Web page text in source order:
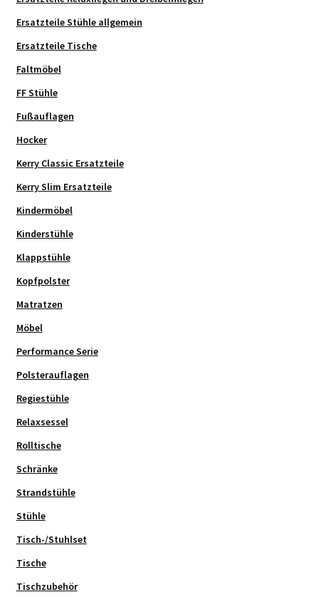
Ersatzteile Stühle allgemein
Ersatzteile Tische
Faltmöbel
FF Stühle
Fußauflagen
Hocker
Kerry Classic Ersatzteile
Kerry Slim Ersatzteile
Kindermöbel
Kinderstühle
Klappstühle
Kopfpolster
Matratzen
Möbel
Performance Serie
Polsterauflagen
Regiestühle
Relaxsessel
Rolltische
Schränke
Strandstühle
Stühle
Tisch-/Stuhlset
Tische
Tischzubehör